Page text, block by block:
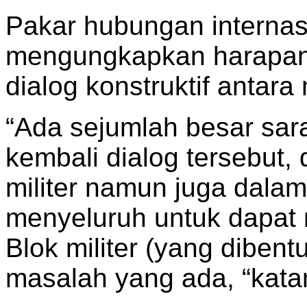
Pakar hubungan
mengungkapkan
dialog konstruktif antara
“Ada sejumlah besar
kembali dialog tersebut,
militer namun juga
menyeluruh untuk
Blok militer (yang
masalah yang ada,